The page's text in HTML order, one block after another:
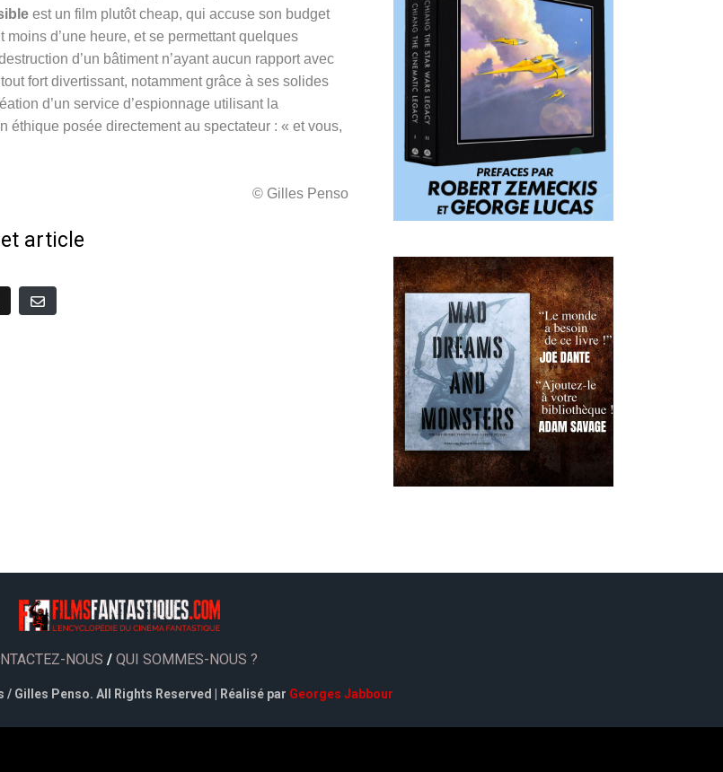
est un film plutôt cheap, qui accuse son budget
d’une heure, et se permettant quelques
d’un bâtiment n’ayant aucun rapport avec
fort divertissant, notamment grâce à ses solides
d’un service d’espionnage utilisant la
éthique posée directement au spectateur : « et vous,
© Gilles Penso
article
NOUS / QUI SOMMES-NOUS ?
/ Gilles Penso. All Rights Reserved | Réalisé par Georges Jabbour